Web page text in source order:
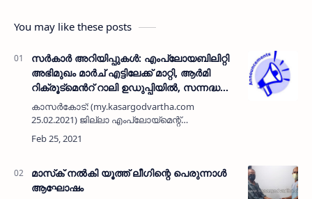
You may like these posts
സർകാർ അറിയിപ്പുകൾ: എംപ്ലോയബിലിറ്റി
അഭിമുഖം മാർച് എട്ടിലേക്ക് മാറ്റി, ആർമി
റിക്രൂട്‌മെൻറ് റാലി ഉഡുപ്പിയിൽ, സന്നദ്ധ
സംഘടനകൾക്ക് അപേക്ഷിക്കാം,
ക്ഷീരകർഷക പരിശീലനം ഓൺലൈനായി,
വികസന സമിതി യോഗം മാറ്റിവെച്ചു,
പട്ടികവർഗ ലിസ്റ്റിൽ പേര് ചേർക്കാം
കാസർകോട്: (my.kasargodvartha.com
25.02.2021) ജില്ലാ എംപ്ലോയ്‌മെന്റ്
എക്‌സ്‌ചേഞ്ചിന്റെ കീഴിലുളള എംപ്ലോയബിലിറ്റി
സെന്ററിൽ മാർച് രണ്ടിന് രാവിലെ പത്തിന്
മാസ്‌ക് നല്‍കി യൂത്ത് ലീഗിന്റെ പെരുന്നാള്‍
ആഘോഷം